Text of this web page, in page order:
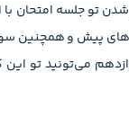
تو جلسه امتحان با
پیش و همچنین
می‌تونید تو این